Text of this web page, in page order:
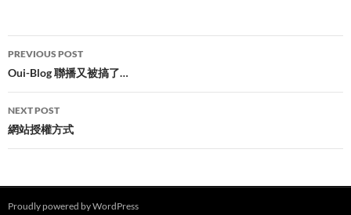
Post
navigation
PREVIOUS POST
Oui-Blog 聯播又被搞了…
NEXT POST
網站授權方式
Proudly powered by WordPress